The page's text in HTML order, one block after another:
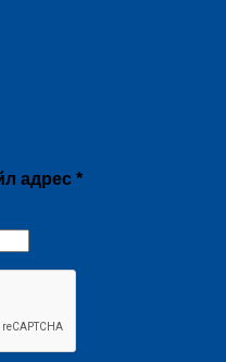
адрес *Задължително